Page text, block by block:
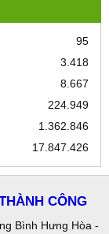
95
3.418
8.667
224.949
1.362.846
17.847.426
CÔNG
Bình Hưng Hòa -